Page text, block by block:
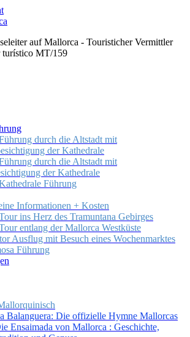
auf Mallorca - Touristicher Vermittler
MT/159
durch die Altstadt mit
der Kathedrale
durch die Altstadt mit
der Kathedrale
Führung
Informationen + Kosten
ins Herz des Tramuntana Gebirges
entlang der Mallorca Westküste
Ausflug mit Besuch eines Wochenmarktes
Führung
Balanguera: Die offizielle Hymne Mallorcas
Ensaimada von Mallorca : Geschichte,